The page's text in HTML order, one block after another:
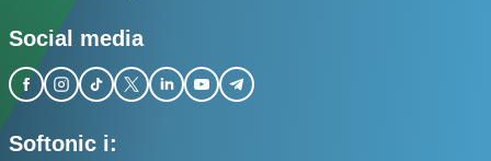
Social media
Softonic i: